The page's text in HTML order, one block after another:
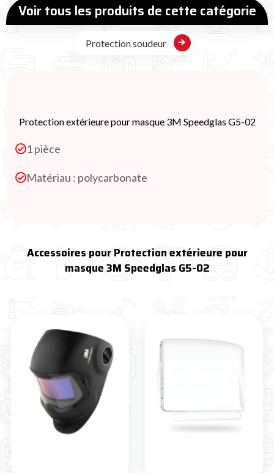
Voir tous les produits de cette catégorie
Protection soudeur
Protection extérieure pour masque 3M Speedglas G5-02
1 pièce
Matériau : polycarbonate
Accessoires pour Protection extérieure pour
masque 3M Speedglas G5-02